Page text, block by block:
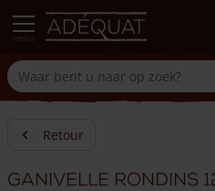
Retour
Ganivelle rondins